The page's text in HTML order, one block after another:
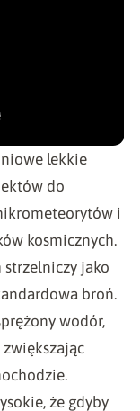
lekkie
do
i
kosmicznych.
strzelniczy jako
broń.
wodór,
że gdyby